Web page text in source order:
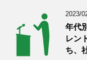
2023/
年代
レン
ち、